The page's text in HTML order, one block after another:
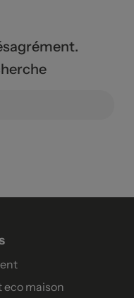
maison